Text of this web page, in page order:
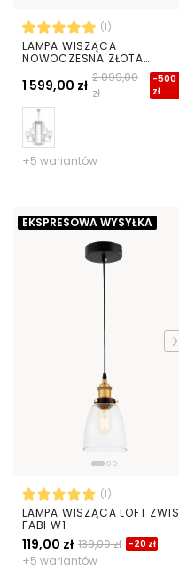
(1)
LAMPA WISZĄCA
NOWOCZESNA ZŁOTA
1 599,00 zł 2 099,00
zł
-500
zł
+5 wariantów
EKSPRESOWA WYSYŁKA
(1)
LAMPA WISZĄCA LOFT ZWIS
FABI W1
119,00 zł 139,00 zł -20 zł
+5 wariantów